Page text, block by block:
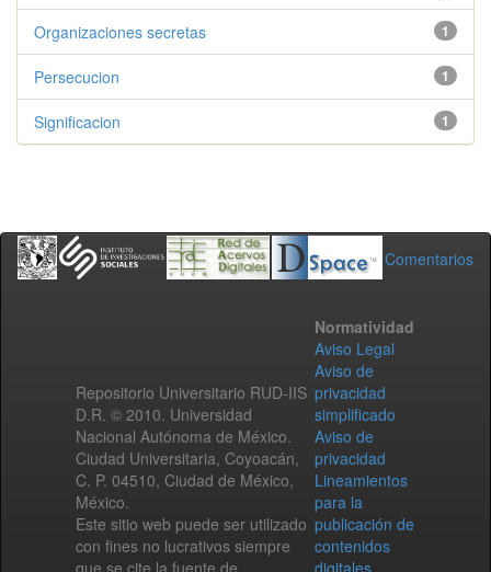
1
Organizaciones secretas
1
Persecucion
1
Significacion
Comentarios
Repositorio Universitario RUD-IIS
D.R. © 2010. Universidad
Nacional Autónoma de México.
Ciudad Universitaria, Coyoacán,
C. P. 04510, Ciudad de México,
México.
Este sitio web puede ser utilizado
con fines no lucrativos siempre
que se cite la fuente de
Normatividad
Aviso Legal
Aviso de
privacidad
simplificado
Aviso de
privacidad
Lineamientos
para la
publicación de
contenidos
digitales